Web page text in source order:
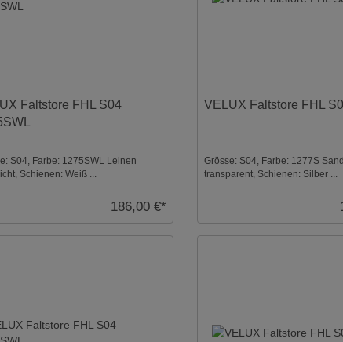
Faltstore FHL S04
S04, Farbe: 1275SWL Leinen
Schienen: Weiß ...
186,00 €*
VELUX Faltstore FHL
Grösse: S04, Farbe: 1277S
transparent, Schienen: Silber ...